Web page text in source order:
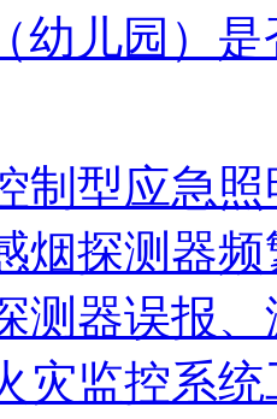
幼儿园）
制型应急照
烟探测器
测器误报
灾监控系统